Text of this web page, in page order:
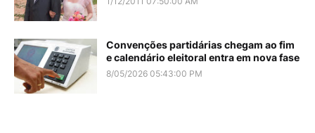
Convenções partidárias chegam ao fim
e calendário eleitoral entra em nova fase
8/05/2026 05:43:00 PM